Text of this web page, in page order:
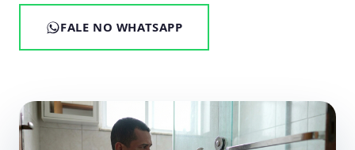
FALE NO WHATSAPP